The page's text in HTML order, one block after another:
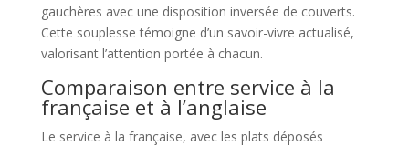
gauchères avec une disposition inversée de couverts.
Cette souplesse témoigne d’un savoir-vivre actualisé,
valorisant l’attention portée à chacun.
Comparaison entre service à la
française et à l’anglaise
Le service à la française, avec les plats déposés